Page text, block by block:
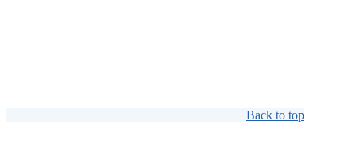
Back to top